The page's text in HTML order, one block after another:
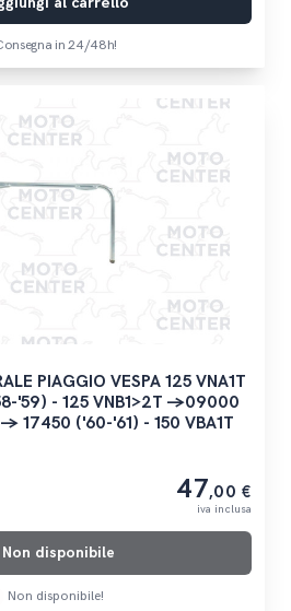
in 24/48h!
PIAGGIO VESPA 125 VNA1T
'59) - 125 VNB1>2T ->09000
> 17450 ('60-'61) - 150 VBA1T
47,00 €
iva inclusa
Non disponibile
Non disponibile!